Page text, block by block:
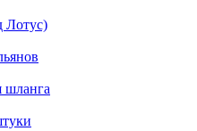
Лотус)
шланга